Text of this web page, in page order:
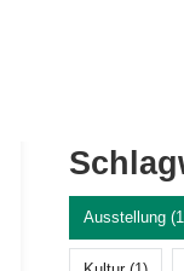
Ausstellung